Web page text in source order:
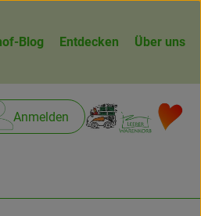
Blog Entdecken Über uns
Anmelden